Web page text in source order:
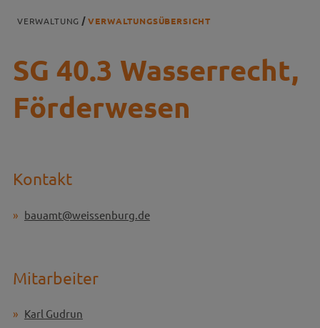
VERWALTUNG VERWALTUNGSÜBERSICHT
SG 40.3 Wasserrecht,
Förderwesen
Kontakt
bauamt@weissenburg.de
Mitarbeiter
Karl Gudrun